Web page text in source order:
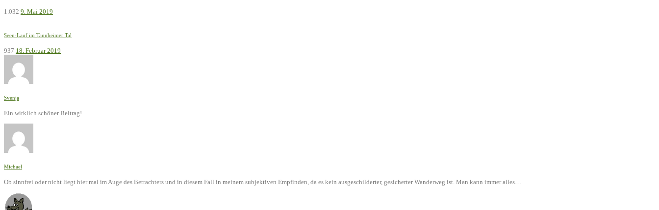
1.032 9. Mai 2019
Seen-Lauf im Tannheimer Tal
937 18. Februar 2019
Svenja
Ein wirklich schöner Beitrag!
Michael
Ob sinnfrei oder nicht liegt hier mal im Auge des Betrachters und in diesem Fall in meinem subjektiven Empfinden, da es kein ausgeschilderter, gesicherter Wanderweg ist. Man kann immer alles…